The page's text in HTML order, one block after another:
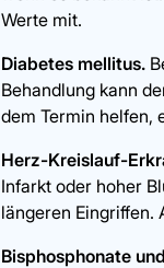
Werte mit.
Diabetes mellitus.
Behandlung kann
dem Termin helfen,
Herz-Kreislauf-
Infarkt oder hoher
längeren Eingriffen.
Bisphosphonate